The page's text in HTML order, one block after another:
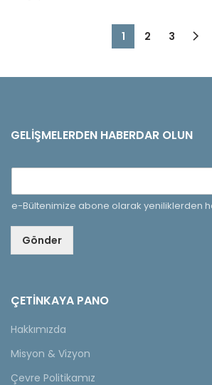
1 2 3
GELIŞMELERDEN HABERDAR OLUN
e-Bültenimize abone olarak yeniliklerden
Gönder
ÇETINKAYA PANO
Hakkımızda
Misyon & Vizyon
Çevre Politikamız